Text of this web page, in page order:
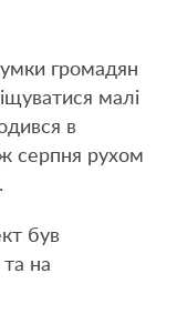
громадян
малі
в
серпня рухом
був
на